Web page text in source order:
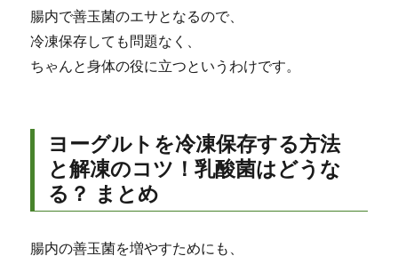
腸内で善玉菌のエサとなるので、
冷凍保存しても問題なく、
ちゃんと身体の役に立つというわけです。
ヨーグルトを冷凍保存する方法
と解凍のコツ！乳酸菌はどうな
る？ まとめ
腸内の善玉菌を増やすためにも、